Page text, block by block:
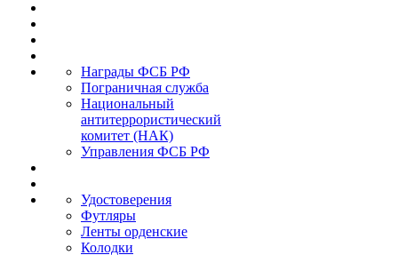
Награды ФСБ РФ
Пограничная служба
Национальный
антитеррористический
комитет (НАК)
Управления ФСБ РФ
Удостоверения
Футляры
Ленты орденские
Колодки